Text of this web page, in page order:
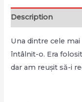
Description
Una dintre cele
întâlnit-o. Era
dar am reușit să-i